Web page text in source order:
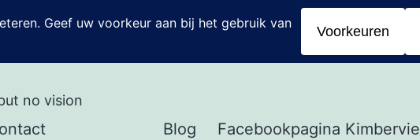
no vision
Blog Facebookpagina Kimbervie